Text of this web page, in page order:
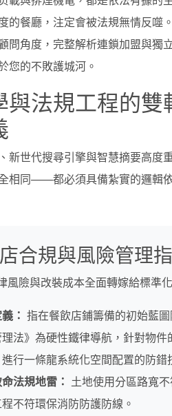
的餐廳，注定會被法規無情反噬
問角度，完整解析連鎖加盟與獨
您的不敗護城河。
與法規工程的
新世代搜尋引擎與智慧摘要高度
相同——都必須具備紮實的邏輯
合規與風險管理
風險與改裝成本全面轉嫁給標準
： 指在餐飲店鋪籌備的初始藍
法》為硬性鐵律導航，針對物
行一條龍系統化空間配置的防錯
法規地雷： 土地使用分區路寬
不符環保消防防護防線。